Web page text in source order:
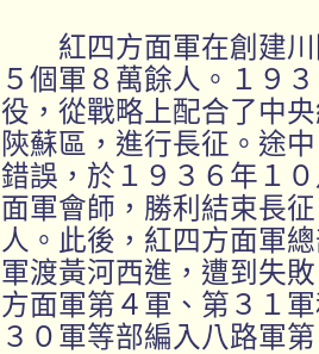
紅四方面軍在創建川
５個軍８萬餘人。１９
役，從戰略上配合了中
陝蘇區，進行長征。途
錯誤，於１９３６年１
面軍會師，勝利結束長
人。此後，紅四方面軍
軍渡黃河西進，遭到失
方面軍第４軍、第３１
３０軍等部編入八路軍